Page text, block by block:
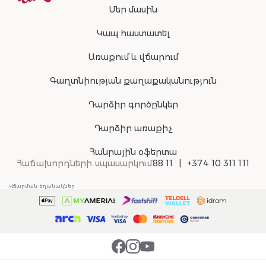
Մեր մասին
Կապ հաստատել
Առաքում և վճարում
Գաղտնիության քաղաքականություն
Դարձիր գործընկեր
Դարձիր առաքիչ
Հանրային օֆերտա
Հաճախորդների սպասարկում88 11 +374 10 311 111
Վճարման եղանակներ